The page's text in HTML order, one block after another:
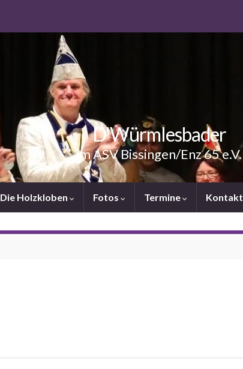
D'Würmlesbader
im ASV Bissingen/Enz 65 e.V.
Die Holzkloben Fotos Termine Kontakt